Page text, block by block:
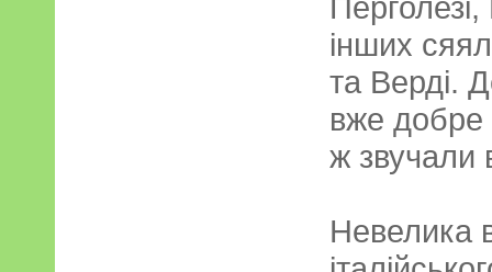
інших
та Верді.
вже добре
ж звучали
Невелика